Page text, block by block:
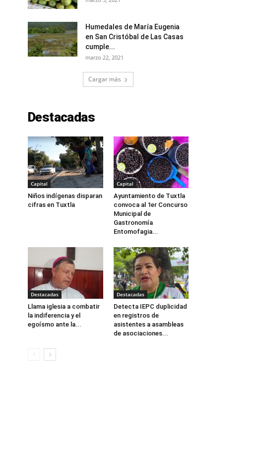
Humedales de María Eugenia
en San Cristóbal de Las Casas
cumple...
marzo 22, 2021
Cargar más
Destacadas
Capital
Niños indígenas disparan
cifras en Tuxtla
Capital
Ayuntamiento de Tuxtla
convoca al 1er Concurso
Municipal de
Gastronomía
Entomofagia...
Destacadas
Llama iglesia a combatir
la indiferencia y el
egoísmo ante la...
Destacadas
Detecta IEPC duplicidad
en registros de
asistentes a asambleas
de asociaciones...